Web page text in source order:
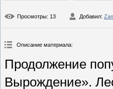
Просмотры: 13 Добавил:
Описание материала:
Продолжение
Вырождение».